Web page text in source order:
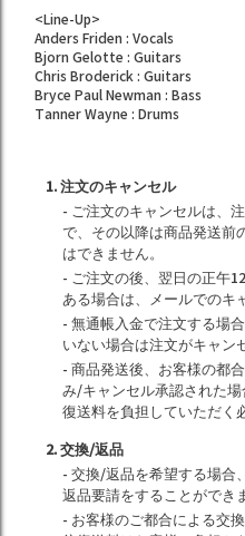
<Line-Up>
Anders Friden : Vocals
Bjorn Gelotte : Guitars
Chris Broderick : Guitars
Bryce Paul Newman : Bass
Tanner Wayne : Drums
1. 注文のキャンセル
- ご注文のキャンセルは、
で、その以降は商品発送前
はできません。
- ご注文の後、翌日の正午
ある場合は、メールでのキ
- 無通帳入金で注文する場
いない場合は注文がキャン
- 商品発送後、お客様の都
み/キャンセル承認された
復送料を負担していただく
2. 交換/返品
- 交換/返品を希望する場合
返品要請をすることができ
- お客様のご都合による交